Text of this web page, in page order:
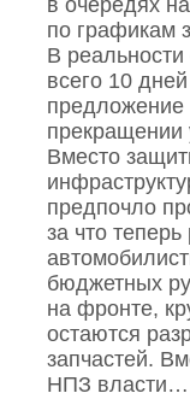
в очередях
по графикам
В
всего 10
предложение
прекращении
Вместо
предпочло
за что
бюджетных
на фронте,
остаются
запчастей.
НПЗ власти…